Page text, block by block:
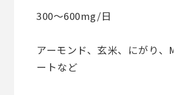
300〜600mg/日
アーモンド、玄米、にがり、
ートなど